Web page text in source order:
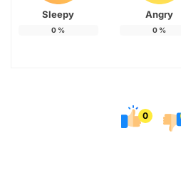
Sleepy
0 %
Angry
0 %
0